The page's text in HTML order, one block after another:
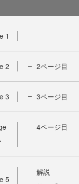
1
2 2ページ目
3 3ページ目
4ページ目
5
解説